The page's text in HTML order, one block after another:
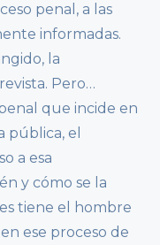
penal, a las
informadas.
la
Pero…
que incide en
pública, el
a esa
y cómo se la
tiene el hombre
ese proceso de